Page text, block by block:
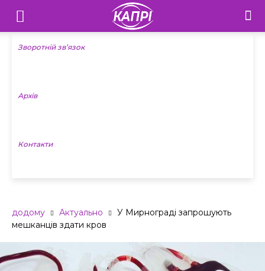
Телебачення
«Капрі»
Новини
Зворотній зв’язок
Архів
Контакти
додому Актуально
У Мирнограді запрошують
мешканців здати кров